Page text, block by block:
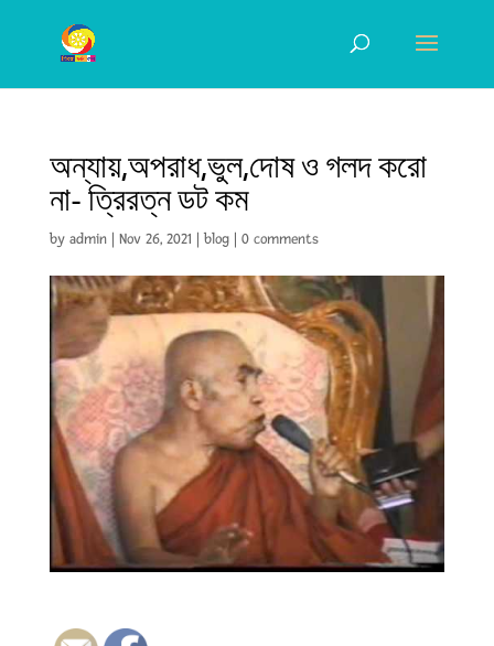
অন্যায়,অপরাধ,ভুল,দোষ ও গলদ করো
না- ত্রিরত্ন ডট কম
by admin| Nov 26, 2021 |blog| 0 comments